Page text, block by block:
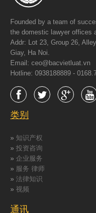
Founded by a team of
the domestic lawyer offices
Addr: Lot 23, Group 26,
Giay, Ha Noi.
Email: ceo@bacvietluat.vn
Hotline: 0938188889 -
类别
» 知识产权
» 投资咨询
» 企业服务
» 服务 律师
» 法律知识
» 视频
通讯